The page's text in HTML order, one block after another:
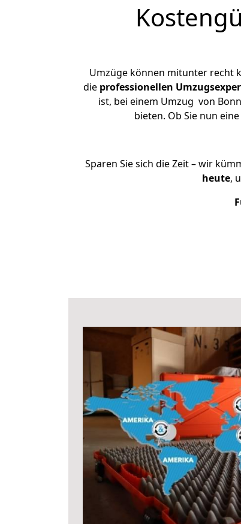
Umzüge können mitunter recht
die professionellen
ist, bei einem Umzug von
bieten. Ob Sie nun
Sparen Sie sich die Zeit – wir
heute,